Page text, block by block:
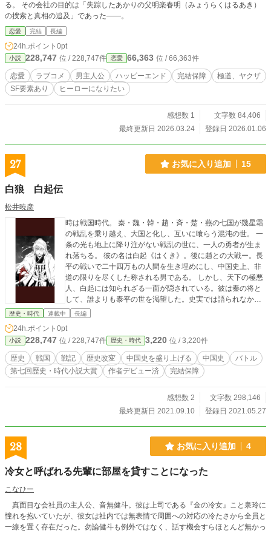
る。 その会社の目的は「失踪したあかりの父明楽春明（みょうらくはるあき）
の捜索と真相の追及」であった――。
恋愛 完結 長編
24h.ポイント 0pt
小説 228,747 位 / 228,747件 恋愛 66,363 位 / 66,363件
恋愛 ラブコメ 男主人公 ハッピーエンド 完結保障
極道、ヤクザ
SF要素あり
ヒーローになりたい
感想数 1
文字数 84,406
最終更新日 2026.03.24
登録日 2026.01.06
27 お気に入り追加 15
白狼 白起伝
松井暁彦
時は戦国時代。 秦・魏・韓・趙・斉・楚・燕の七国が幾星霜
の戦乱を乗り越え、大国と化し、互いに喰らう混沌の世。 一
条の光も地上に降り注がない戦乱の世に、一人の勇者が生ま
れ落ちる。 彼の名は白起《はくき》。後に趙との大戦ー。長
平の戦いで二十四万もの人間を生き埋めにし、中国史上、非
道の限りを尽くした称される男である。 しかし、天下の極悪
人、白起には知られざる一面が隠されている。彼は秦の将と
して、誰よりも泰平の世を渇望した。史実では語られなかっ
た、魔将白起の物語が紡がれる。 イラスト提供 mist様
歴史・時代 連載中 長編
24h.ポイント 0pt
小説 228,747 位 / 228,747件 歴史・時代 3,220 位 / 3,220件
歴史 戦国 戦記 歴史改変 中国史を盛り上げる 中国史
バトル
第七回歴史・時代小説大賞
作者デビュー済 完結保障
感想数 2
文字数 298,146
最終更新日 2021.09.10
登録日 2021.05.27
28 お気に入り追加 4
冷女と呼ばれる先輩に部屋を貸すことになった
こなひー
真面目な会社員の主人公、音無健斗。彼は上司である『金の冷女』こと泉玲に
憧れを抱いていたが、彼女は社内では無表情で周囲への対応の冷たさから全員と
一線を置く存在だった。勿論健斗も例外ではなく、話す機会すらほとんど無かっ